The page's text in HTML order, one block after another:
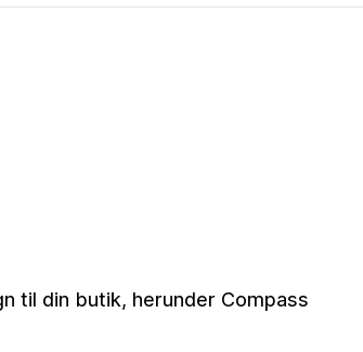
til din butik, herunder Compass